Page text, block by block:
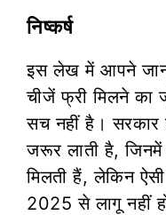
निष्कर्ष
इस लेख में आपने
चीजें फ्री मिलने का
सच नहीं है।
जरूर लाती है,
मिलती हैं, लेकिन
2025 से लागू नहीं